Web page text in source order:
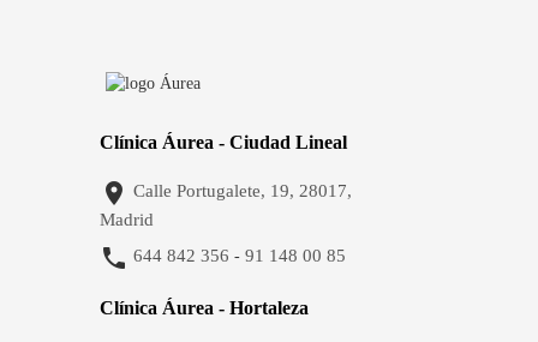
Clínica Áurea - Ciudad Lineal
 Calle Portugalete, 19, 28017,
Madrid
 644 842 356 - 91 148 00 85
Clínica Áurea - Hortaleza